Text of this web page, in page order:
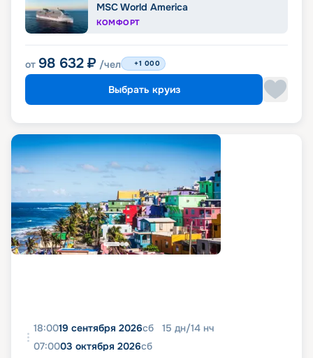
MSC World America
КОМФОРТ
от 98 632 ₽ /чел +1 000
Выбрать круиз
18:0019 сентября 2026сб 15 дн/14 нч
07:0003 октября 2026сб